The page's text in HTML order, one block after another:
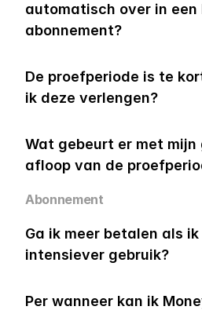
automatisch over in
abonnement?
De proefperiode is te
ik deze verlengen?
Wat gebeurt er met mijn
afloop van de
Abonnement
Ga ik meer betalen als
intensiever gebruik?
Per wanneer kan ik